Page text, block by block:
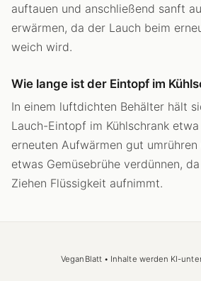
auftauen und anschließend sanft
erwärmen, da der Lauch beim
weich wird.
Wie lange ist der Eintopf im
In einem luftdichten Behälter hält
Lauch-Eintopf im Kühlschrank
erneuten Aufwärmen gut
etwas Gemüsebrühe verdünnen,
Ziehen Flüssigkeit aufnimmt.
VeganBlatt • Inhalte werden KI-